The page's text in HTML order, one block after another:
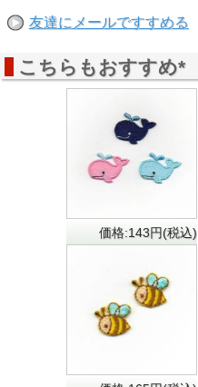
友達にメールですすめる
こちらもおすすめ*
価格:143円(税込)